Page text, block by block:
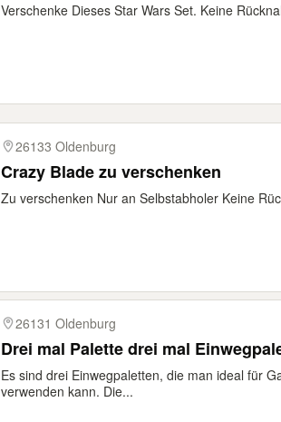
Verschenke Dieses Star Wars Set. Keine
26133 Oldenburg
Crazy Blade zu verschenken
Zu verschenken Nur an Selbstabholer Keine
26131 Oldenburg
Drei mal Palette drei mal
Es sind drei Einwegpaletten, die man ideal für
verwenden kann. Die...